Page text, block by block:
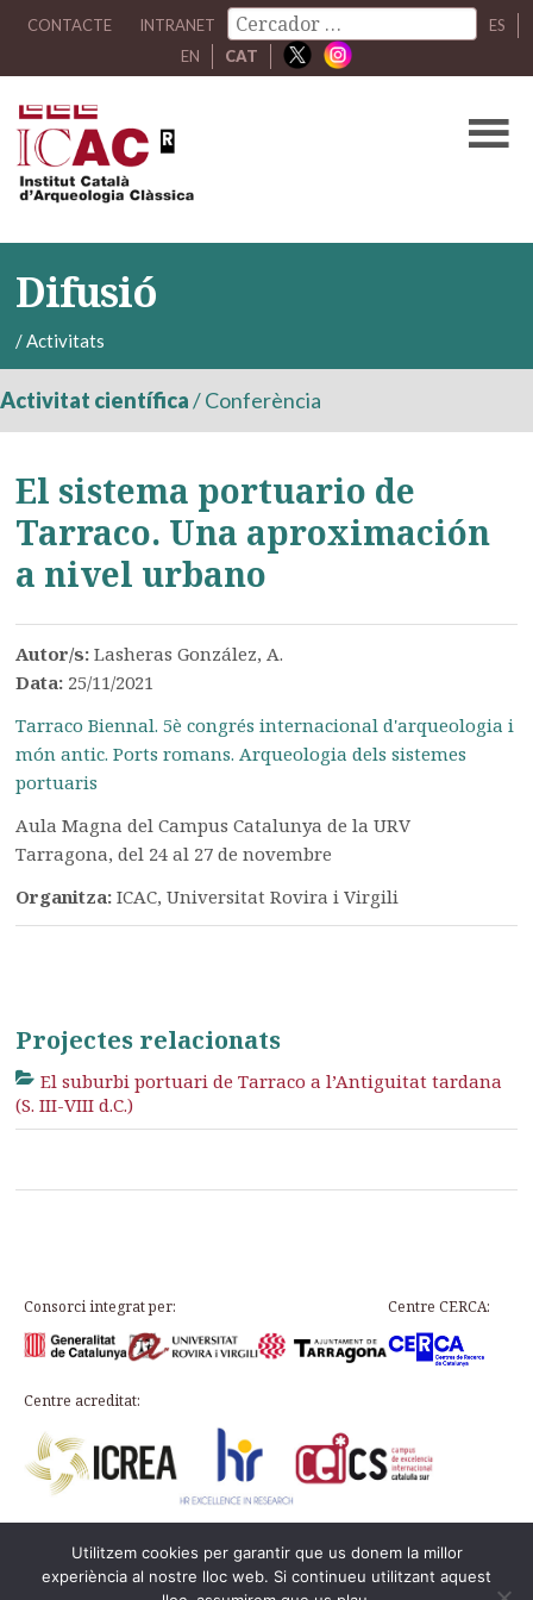
CONTACTE INTRANET
ES
EN
CAT
Difusió
/Activitats
Activitat científica/Conferència
El sistema portuario de
Tarraco. Una aproximación
a nivel urbano
Autor/s:Lasheras González, A.
Data: 25/11/2021
Tarraco Biennal. 5è congrés internacional d'arqueologia i
món antic. Ports romans. Arqueologia dels sistemes
portuaris
Aula Magna del Campus Catalunya de la URV
Tarragona, del 24 al 27 de novembre
Organitza:ICAC, Universitat Rovira i Virgili
Projectes relacionats
El suburbi portuari de Tarraco a l’Antiguitat tardana
(S. III-VIII d.C.)
Consorci integrat per: Centre CERCA:
Centre acreditat:
Plaça d’en Rovellat, s/n, 43003 Tarragona
Telèfon: 977 24 91 33 · info@icac.cat
Utilitzem cookies per garantir que us donem la millor
experiència al nostre lloc web. Si continueu utilitzant aquest